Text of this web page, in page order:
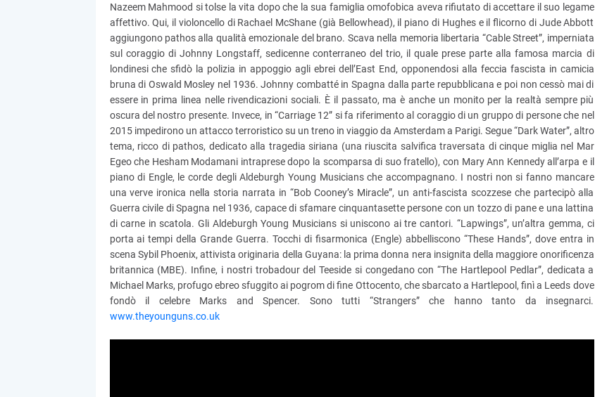
Nazeem Mahmood si tolse la vita dopo che la sua famiglia omofobica aveva rifiutato di accettare il suo legame
affettivo. Qui, il violoncello di Rachael McShane (già Bellowhead), il piano di Hughes e il flicorno di Jude Abbott
aggiungono pathos alla qualità emozionale del brano. Scava nella memoria libertaria “Cable Street”, imperniata
sul coraggio di Johnny Longstaff, sedicenne conterraneo del trio, il quale prese parte alla famosa marcia di
londinesi che sfidò la polizia in appoggio agli ebrei dell’East End, opponendosi alla feccia fascista in camicia
bruna di Oswald Mosley nel 1936. Johnny combatté in Spagna dalla parte repubblicana e poi non cessò mai di
essere in prima linea nelle rivendicazioni sociali. È il passato, ma è anche un monito per la realtà sempre più
oscura del nostro presente. Invece, in “Carriage 12” si fa riferimento al coraggio di un gruppo di persone che nel
2015 impedirono un attacco terroristico su un treno in viaggio da Amsterdam a Parigi. Segue “Dark Water”, altro
tema, ricco di pathos, dedicato alla tragedia siriana (una riuscita salvifica traversata di cinque miglia nel Mar
Egeo che Hesham Modamani intraprese dopo la scomparsa di suo fratello), con Mary Ann Kennedy all’arpa e il
piano di Engle, le corde degli Aldeburgh Young Musicians che accompagnano. I nostri non si fanno mancare
una verve ironica nella storia narrata in “Bob Cooney’s Miracle”, un anti-fascista scozzese che partecipò alla
Guerra civile di Spagna nel 1936, capace di sfamare cinquantasette persone con un tozzo di pane e una lattina
di carne in scatola. Gli Aldeburgh Young Musicians si uniscono ai tre cantori. “Lapwings”, un’altra gemma, ci
porta ai tempi della Grande Guerra. Tocchi di fisarmonica (Engle) abbelliscono “These Hands”, dove entra in
scena Sybil Phoenix, attivista originaria della Guyana: la prima donna nera insignita della maggiore onorificenza
britannica (MBE). Infine, i nostri trobadour del Teeside si congedano con “The Hartlepool Pedlar”, dedicata a
Michael Marks, profugo ebreo sfuggito ai pogrom di fine Ottocento, che sbarcato a Hartlepool, finì a Leeds dove
fondò il celebre Marks and Spencer. Sono tutti “Strangers” che hanno tanto da insegnarci.
www.theyounguns.co.uk